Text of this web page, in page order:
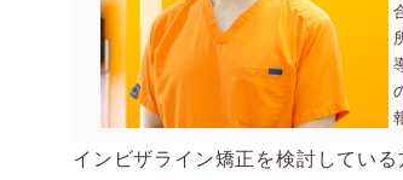
インビザライン矯正を検討してい